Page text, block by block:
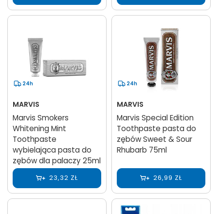
24h
MARVIS
Marvis Smokers
Whitening Mint
Toothpaste
wybielająca pasta do
zębów dla palaczy 25ml
23,32 ZŁ
24h
MARVIS
Marvis Special Edition
Toothpaste pasta do
zębów Sweet & Sour
Rhubarb 75ml
26,99 ZŁ